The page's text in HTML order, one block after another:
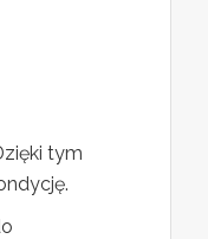
tym